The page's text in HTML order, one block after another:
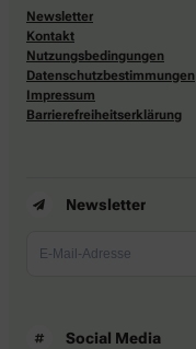
Newsletter
Kontakt
Nutzungsbedingungen
Datenschutzbestimmungen
Impressum
Barrierefreiheitserklärung
Newsletter
Social Media